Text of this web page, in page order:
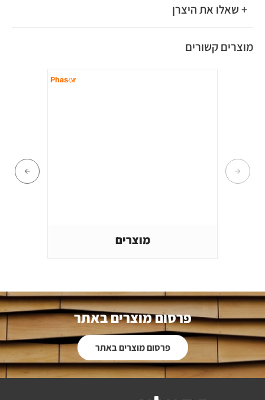
+ שאלו את היצרן
מוצרים קשורים
מוצרים
פרסום מוצרים באתר
פרסום מוצרים באתר